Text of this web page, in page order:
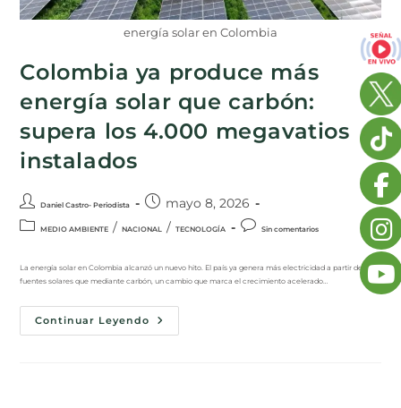
energía solar en Colombia
Colombia ya produce más
energía solar que carbón:
supera los 4.000 megavatios
instalados
Daniel Castro- Periodista mayo 8, 2026
MEDIO AMBIENTE / NACIONAL / TECNOLOGÍA Sin comentarios
La energía solar en Colombia alcanzó un nuevo hito. El país ya genera más electricidad a partir de
fuentes solares que mediante carbón, un cambio que marca el crecimiento acelerado…
Continuar Leyendo